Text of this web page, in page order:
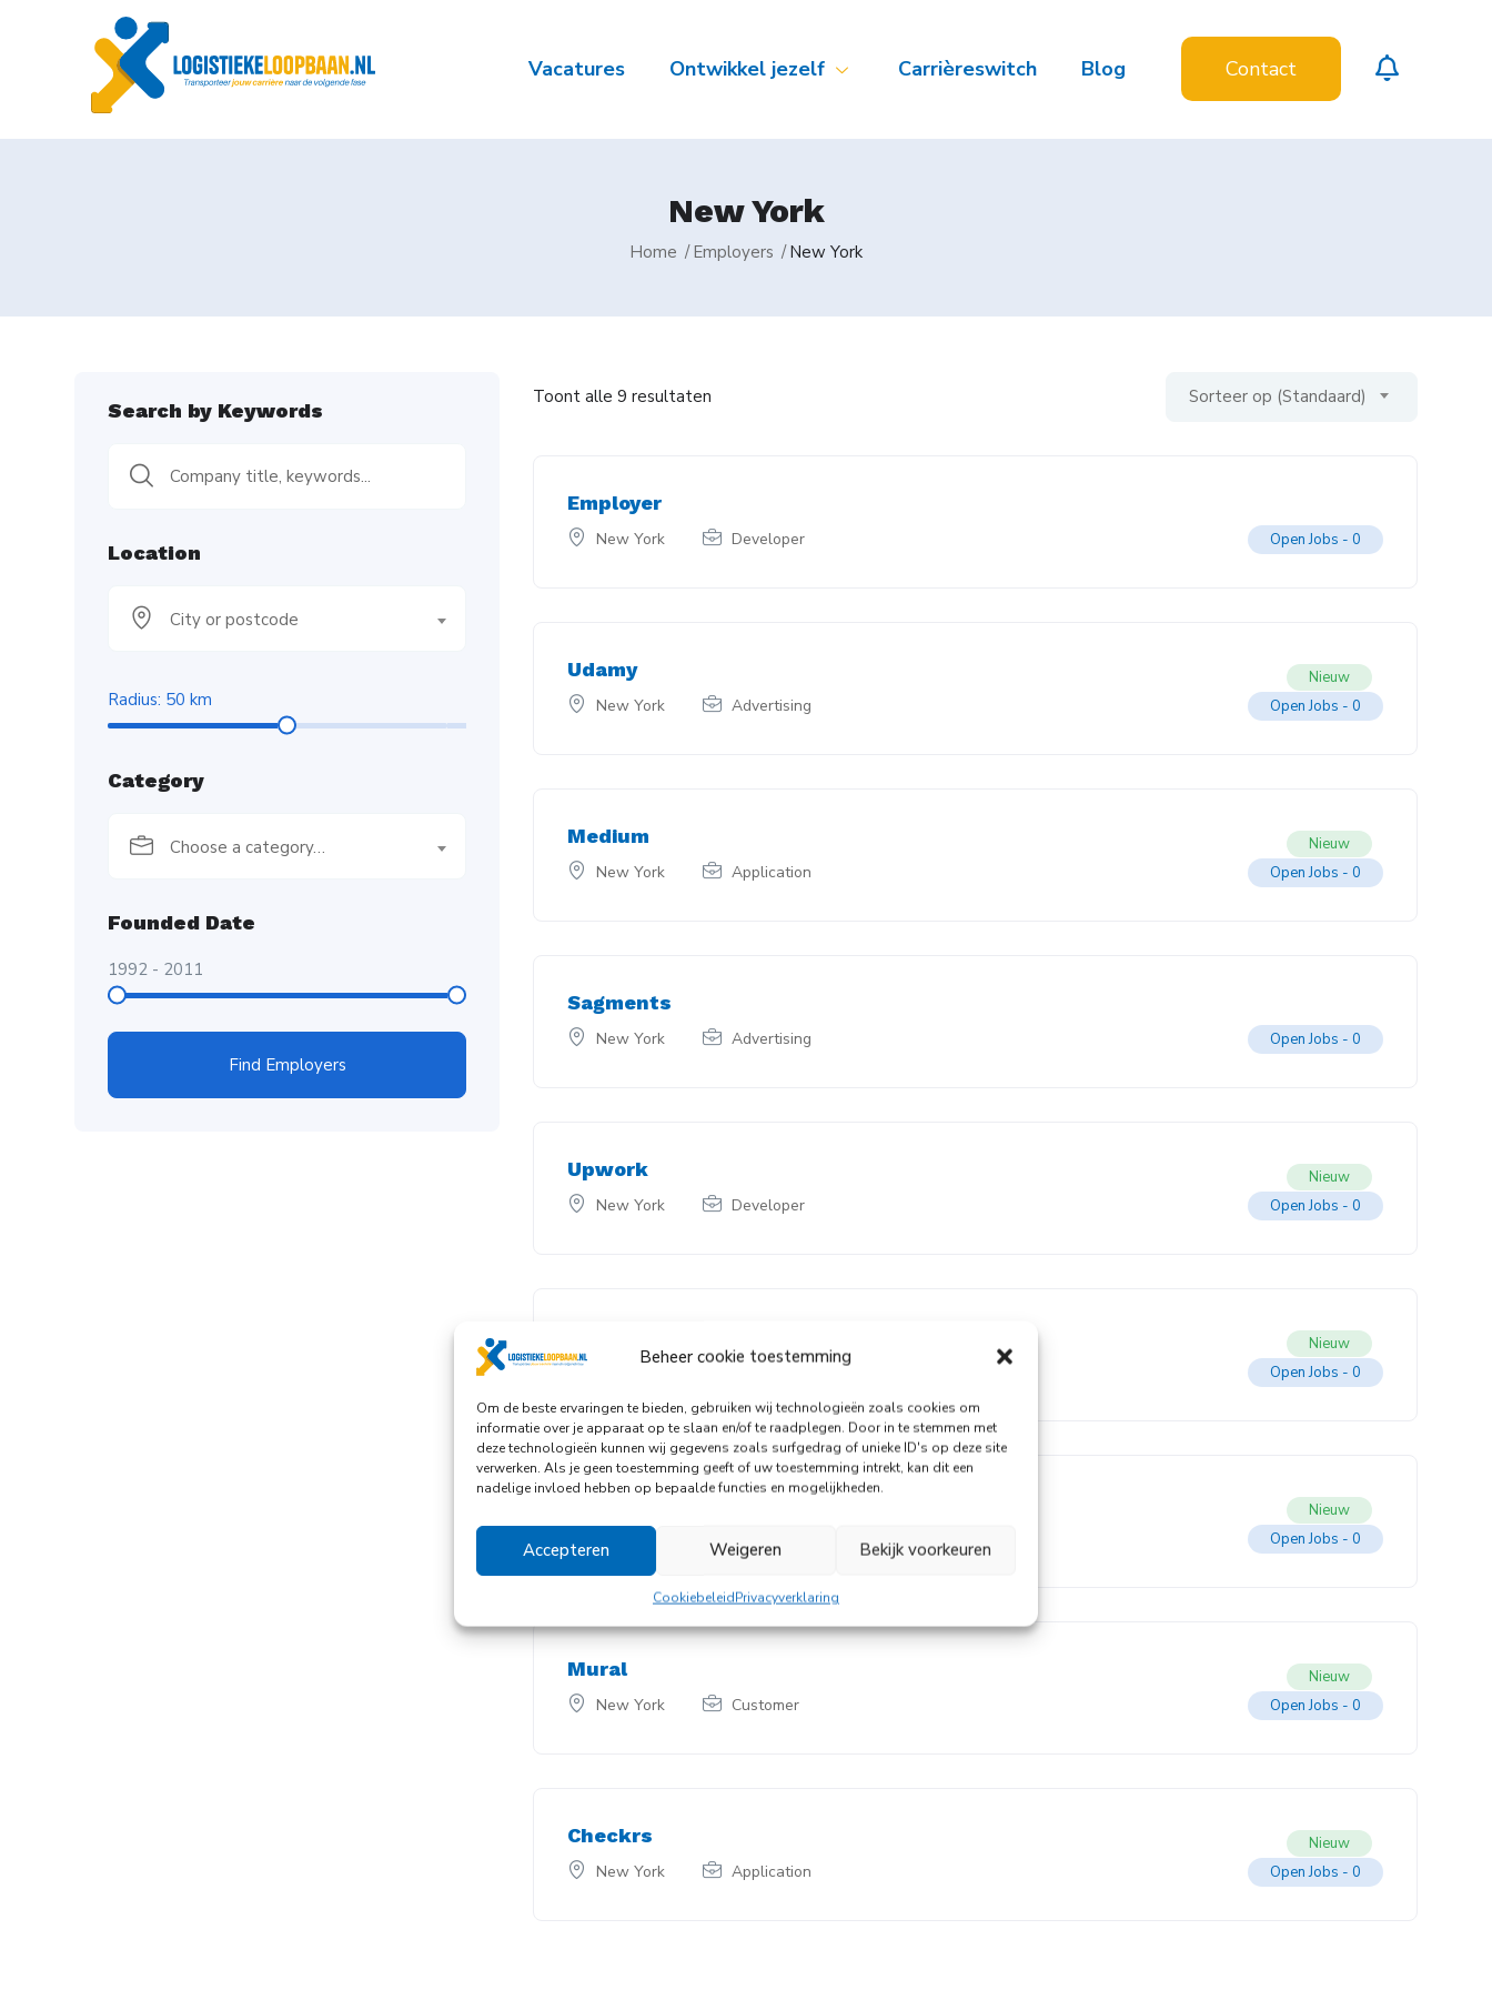
Beheer cookie toestemming
Om de beste ervaringen te bieden, gebruiken wij technologieën zoals cookies om
informatie over je apparaat op te slaan en/of te raadplegen. Door in te stemmen met
deze technologieën kunnen wij gegevens zoals surfgedrag of unieke ID's op deze site
verwerken. Als je geen toestemming geeft of uw toestemming intrekt, kan dit een
nadelige invloed hebben op bepaalde functies en mogelijkheden.
Accepteren Weigeren Bekijk voorkeuren
CookiebeleidPrivacyverklaring
Vacatures Ontwikkel jezelf Carrièreswitch Blog Contact
New York
Home Employers New York
Search by Keywords
Location
City or postcode
Radius: 50 km
Category
Choose a category…
Founded Date
1992 - 2011
Find Employers
Toont alle 9 resultaten Sorteer op (Standaard)
Employer
New York Developer Open Jobs - 0
Udamy
New York Advertising
Nieuw
Open Jobs - 0
Medium
New York Application
Nieuw
Open Jobs - 0
Sagments
New York Advertising Open Jobs - 0
Upwork
New York Developer
Nieuw
Open Jobs - 0
Nieuw
Open Jobs - 0
Astronomer
New York Developer
Nieuw
Open Jobs - 0
Mural
New York Customer
Nieuw
Open Jobs - 0
Checkrs
New York Application
Nieuw
Open Jobs - 0